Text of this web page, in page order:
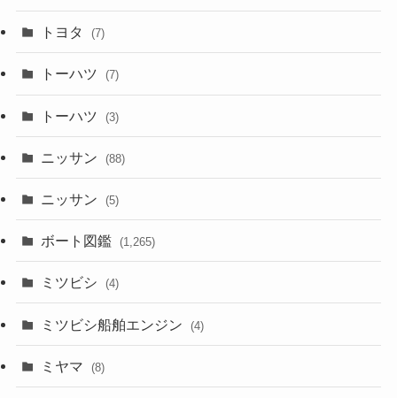
トヨタ (7)
トーハツ (7)
トーハツ (3)
ニッサン (88)
ニッサン (5)
ボート図鑑 (1,265)
ミツビシ (4)
ミツビシ船舶エンジン (4)
ミヤマ (8)